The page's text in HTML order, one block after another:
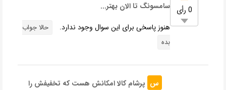
0 رأی
سامسونگ تا الان بهتر...
هنوز پاسخی برای این سوال وجود ندارد.
حالا جواب
بده
س پرشام کالا امکانش هست که تخفیفش را